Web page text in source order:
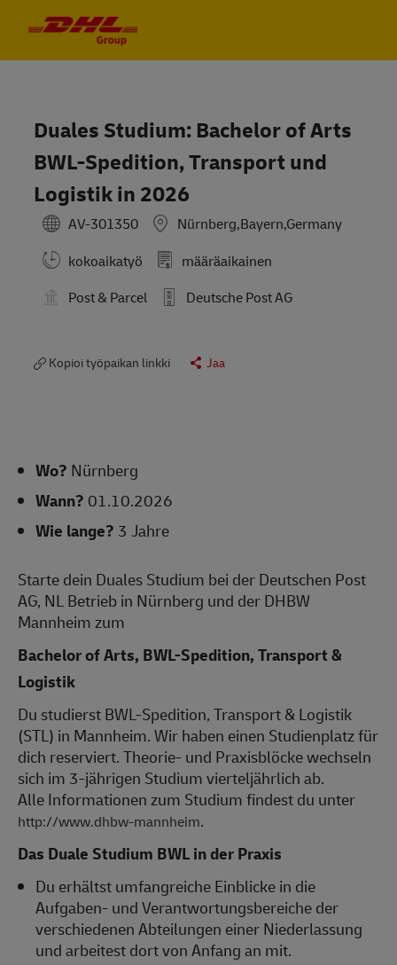
Duales Studium: Bachelor of Arts
BWL-Spedition, Transport und
Logistik in 2026
AV-301350
Nürnberg,Bayern,Germany
kokoaikatyö
määräaikainen
Post & Parcel
Deutsche Post AG
Kopioi työpaikan linkki Jaa
Wo? Nürnberg
Wann? 01.10.2026
Wie lange? 3 Jahre
Starte dein Duales Studium bei der Deutschen Post
AG, NL Betrieb in Nürnberg und der DHBW
Mannheim zum
Bachelor of Arts, BWL-Spedition, Transport &
Logistik
Du studierst BWL-Spedition, Transport & Logistik
(STL) in Mannheim. Wir haben einen Studienplatz für
dich reserviert. Theorie- und Praxisblöcke wechseln
sich im 3-jährigen Studium vierteljährlich ab.
Alle Informationen zum Studium findest du unter
http://www.dhbw-mannheim.
Das Duale Studium BWL in der Praxis
Du erhältst umfangreiche Einblicke in die
Aufgaben- und Verantwortungsbereiche der
verschiedenen Abteilungen einer Niederlassung
und arbeitest dort von Anfang an mit.